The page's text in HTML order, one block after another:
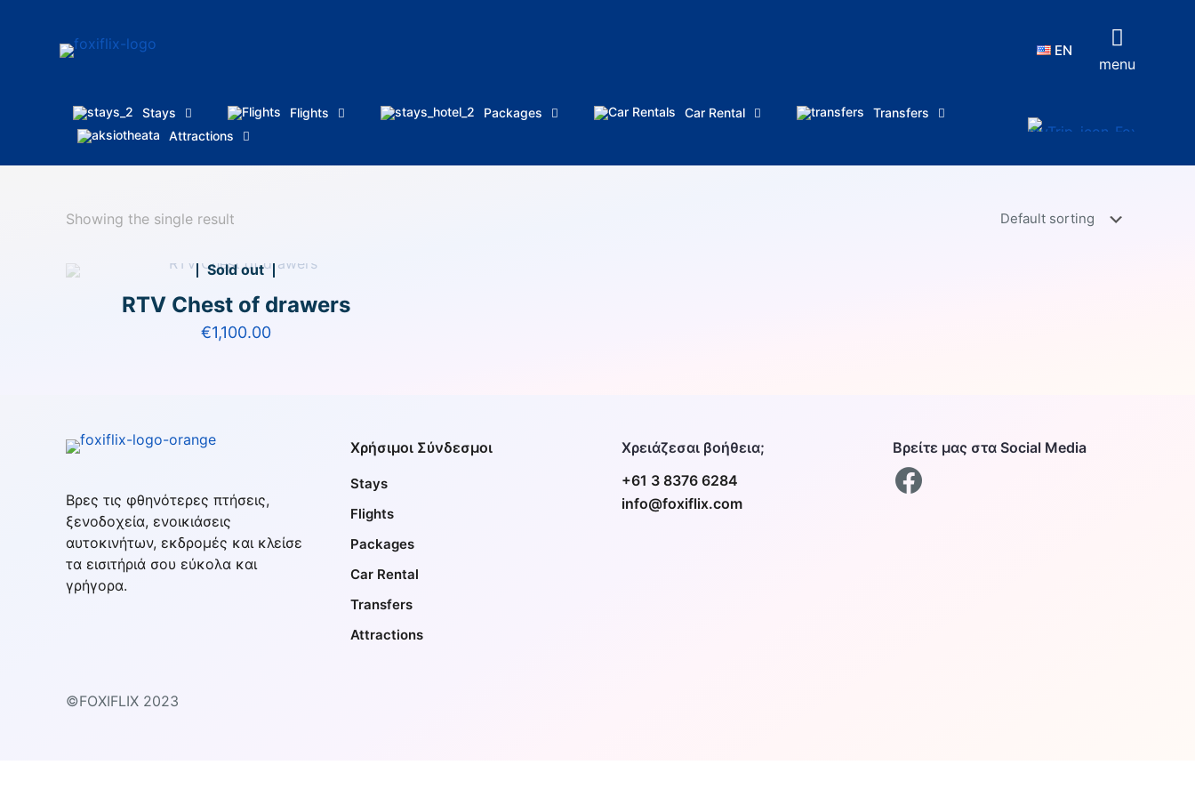
EN
menu
Stays Flights Packages Car Rental
Transfers
Attractions
Showing the single result
Sold out
RTV Chest of drawers
€1,100.00
Βρες τις φθηνότερες πτήσεις,
ξενοδοχεία, ενοικιάσεις
αυτοκινήτων, εκδρομές και κλείσε
τα εισιτήριά σου εύκολα και
γρήγορα.
Χρήσιμοι Σύνδεσμοι
Stays
Flights
Packages
Car Rental
Transfers
Attractions
Χρειάζεσαι βοήθεια;
+61 3 8376 6284
info@foxiflix.com
Βρείτε μας στα Social Media
©FOXIFLIX 2023